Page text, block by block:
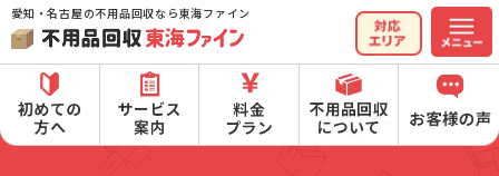
愛知・名古屋の不用品回収なら東海ファイン